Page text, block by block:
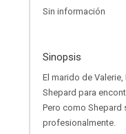
Sin información
Sinopsis
El marido de
Shepard para
Pero como Shepard
profesionalmente.